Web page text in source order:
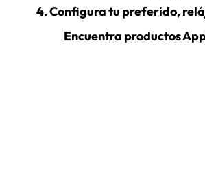
Configura tu preferido,
Encuentra productos